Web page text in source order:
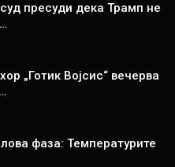
пресуди дека Трамп не
„Готик Војсис“ вечерва
фаза: Температурите